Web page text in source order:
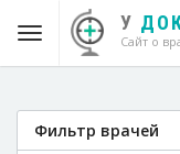
У
Сайт о
Фильтр врачей